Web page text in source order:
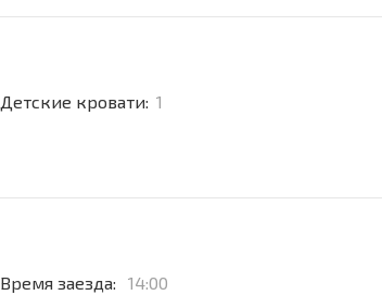
Детские кровати: 1
Время заезда:
14:00